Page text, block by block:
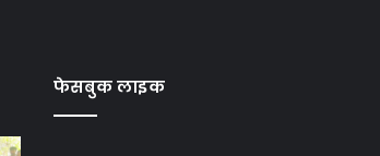
फेसबुक लाइक